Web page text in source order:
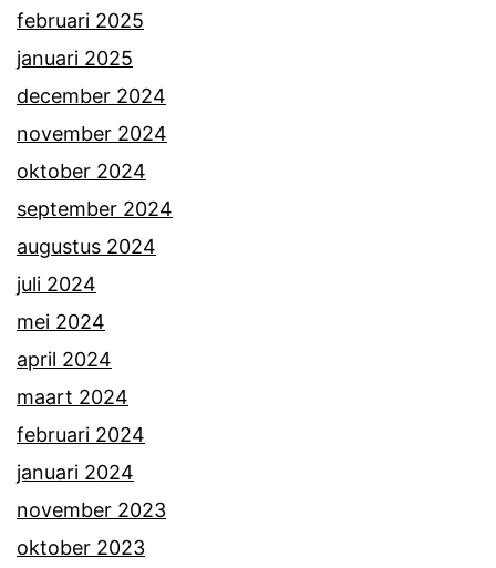
februari 2025
januari 2025
december 2024
november 2024
oktober 2024
september 2024
augustus 2024
juli 2024
mei 2024
april 2024
maart 2024
februari 2024
januari 2024
november 2023
oktober 2023